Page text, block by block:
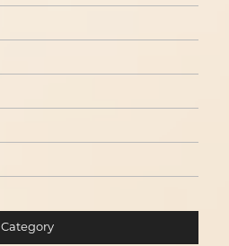
Category